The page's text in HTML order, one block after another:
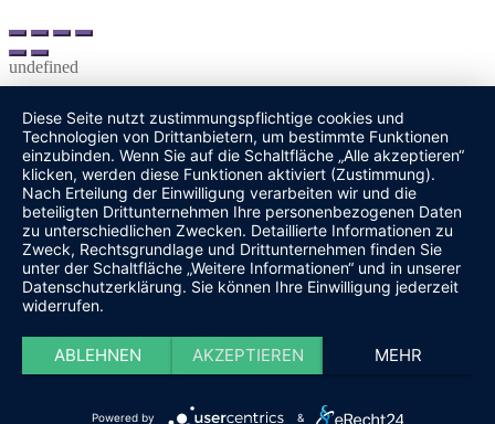
Diese Seite nutzt zustimmungspflichtige cookies und
Technologien von Drittanbietern, um bestimmte Funktionen
einzubinden. Wenn Sie auf die Schaltfläche „Alle akzeptieren“
klicken, werden diese Funktionen aktiviert (Zustimmung).
Nach Erteilung der Einwilligung verarbeiten wir und die
beteiligten Drittunternehmen Ihre personenbezogenen Daten
zu unterschiedlichen Zwecken. Detaillierte Informationen zu
Zweck, Rechtsgrundlage und Drittunternehmen finden Sie
unter der Schaltfläche „Weitere Informationen“ und in unserer
Datenschutzerklärung. Sie können Ihre Einwilligung jederzeit
widerrufen.
ABLEHNEN AKZEPTIEREN MEHR
Powered by &
undefined